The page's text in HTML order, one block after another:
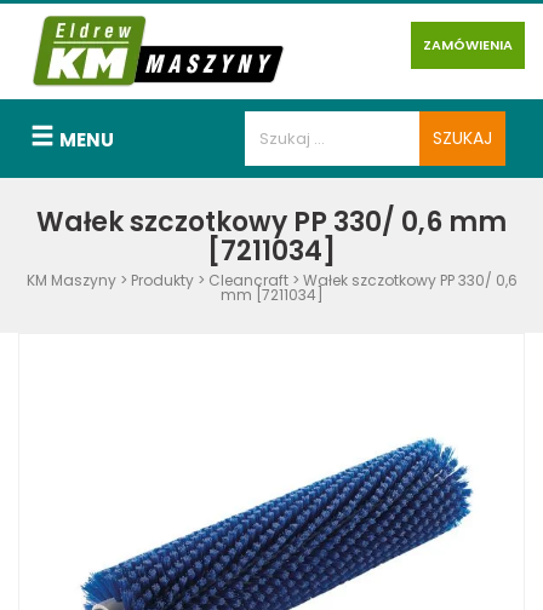
ZAMÓWIENIA
MENU
Wałek szczotkowy PP 330/ 0,6 mm
[7211034]
KM Maszyny> Produkty> Cleancraft> Wałek szczotkowy PP 330/ 0,6
mm [7211034]